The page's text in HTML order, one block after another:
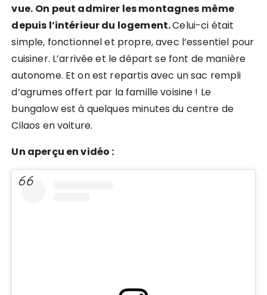
vue. On peut admirer les montagnes même
depuis l’intérieur du logement.Celui-ci était
simple, fonctionnel et propre, avec l’essentiel pour
cuisiner. L’arrivée et le départ se font de manière
autonome. Et on est repartis avec un sac rempli
d’agrumes offert par la famille voisine ! Le
bungalow est à quelques minutes du centre de
Cilaos en voiture.
Un aperçu en vidéo :